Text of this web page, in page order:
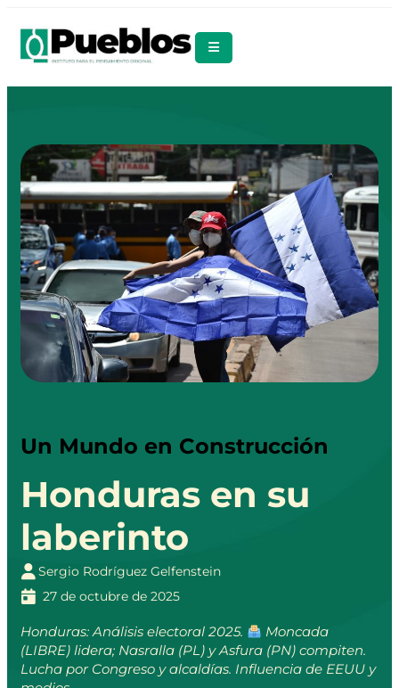
Un Mundo en Construcción
Honduras en su
laberinto
Sergio Rodríguez Gelfenstein
27 de octubre de 2025
Honduras: Análisis electoral 2025.
Moncada
(LIBRE) lidera; Nasralla (PL) y Asfura (PN) compiten.
Lucha por Congreso y alcaldías. Influencia de EEUU y